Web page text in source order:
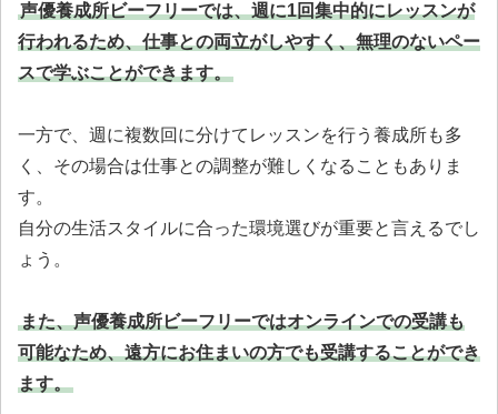
声優養成所ビーフリーでは、週に1回集中的にレッスンが
行われるため、仕事との両立がしやすく、無理のないペー
スで学ぶことができます。
一方で、週に複数回に分けてレッスンを行う養成所も多
く、その場合は仕事との調整が難しくなることもありま
す。
自分の生活スタイルに合った環境選びが重要と言えるでし
ょう。
また、声優養成所ビーフリーではオンラインでの受講も
可能なため、遠方にお住まいの方でも受講することができ
ます。